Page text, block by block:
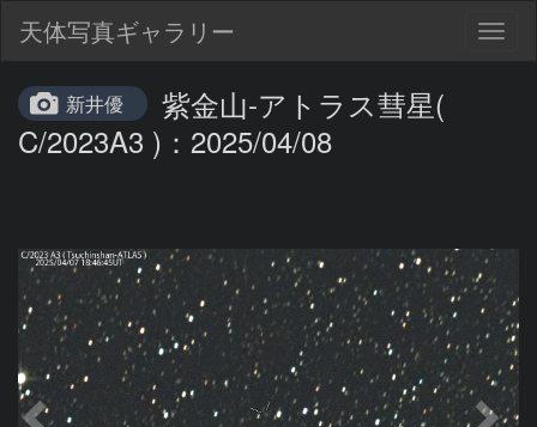
天体写真ギャラリー
新井優
紫金山-アトラス彗星(
C/2023A3 )：2025/04/08